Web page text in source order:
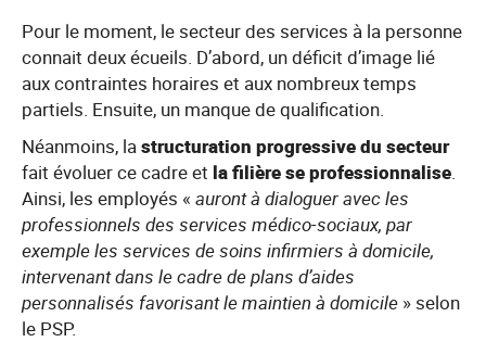
Pour le moment, le secteur des services à la personne
connait deux écueils. D’abord, un déficit d’image lié
aux contraintes horaires et aux nombreux temps
partiels. Ensuite, un manque de qualification.
Néanmoins, lastructuration progressive du secteur
fait évoluer ce cadre et la filière se professionnalise.
Ainsi, les employés « auront à dialoguer avec les
professionnels des services médico-sociaux, par
exemple les services de soins infirmiers à domicile,
intervenant dans le cadre de plans d’aides
personnalisés favorisant le maintien à domicile » selon
le PSP.